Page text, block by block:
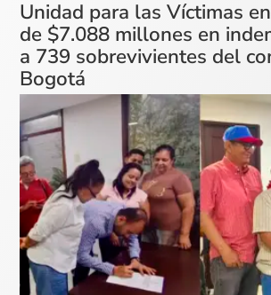
Unidad para las Víctimas
de $7.088 millones en
a 739 sobrevivientes del
Bogotá